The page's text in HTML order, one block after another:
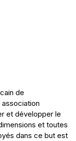
de
et développer le
et toutes
dans ce but est